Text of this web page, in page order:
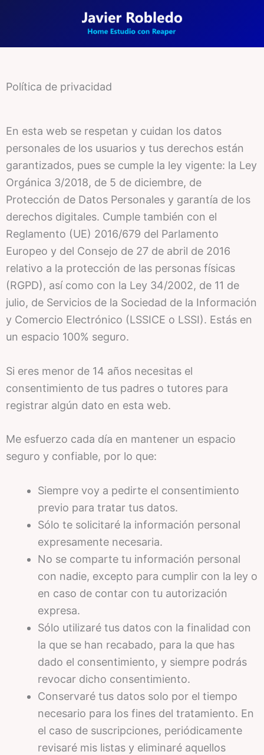
Política de privacidad
En esta web se respetan y cuidan los datos
personales de los usuarios y tus derechos están
garantizados, pues se cumple la ley vigente: la Ley
Orgánica 3/2018, de 5 de diciembre, de
Protección de Datos Personales y garantía de los
derechos digitales. Cumple también con el
Reglamento (UE) 2016/679 del Parlamento
Europeo y del Consejo de 27 de abril de 2016
relativo a la protección de las personas físicas
(RGPD), así como con la Ley 34/2002, de 11 de
julio, de Servicios de la Sociedad de la Información
y Comercio Electrónico (LSSICE o LSSI). Estás en
un espacio 100% seguro.
Si eres menor de 14 años necesitas el
consentimiento de tus padres o tutores para
registrar algún dato en esta web.
Me esfuerzo cada día en mantener un espacio
seguro y confiable, por lo que:
Siempre voy a pedirte el consentimiento
previo para tratar tus datos.
Sólo te solicitaré la información personal
expresamente necesaria.
No se comparte tu información personal
con nadie, excepto para cumplir con la ley o
en caso de contar con tu autorización
expresa.
Sólo utilizaré tus datos con la finalidad con
la que se han recabado, para la que has
dado el consentimiento, y siempre podrás
revocar dicho consentimiento.
Conservaré tus datos solo por el tiempo
necesario para los fines del tratamiento. En
el caso de suscripciones, periódicamente
revisaré mis listas y eliminaré aquellos